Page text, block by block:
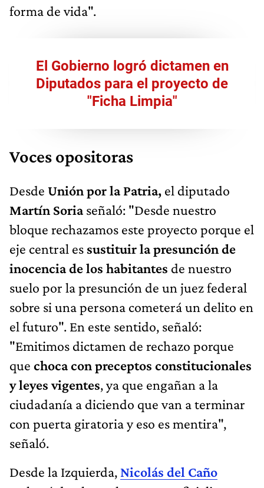
forma de vida".
El Gobierno logró dictamen en
Diputados para el proyecto de
"Ficha Limpia"
Voces opositoras
Desde Unión por la Patria, el diputado
Martín Soriaseñaló: "Desde nuestro
bloque rechazamos este proyecto porque el
eje central es sustituir la presunción de
inocencia de los habitantes de nuestro
suelo por la presunción de un juez federal
sobre si una persona cometerá un delito en
el futuro". En este sentido, señaló:
"Emitimos dictamen de rechazo porque
que choca con preceptos constitucionales
y leyes vigentes, ya que engañan a la
ciudadanía a diciendo que van a terminar
con puerta giratoria y eso es mentira",
señaló.
Desde la Izquierda, Nicolás del Caño